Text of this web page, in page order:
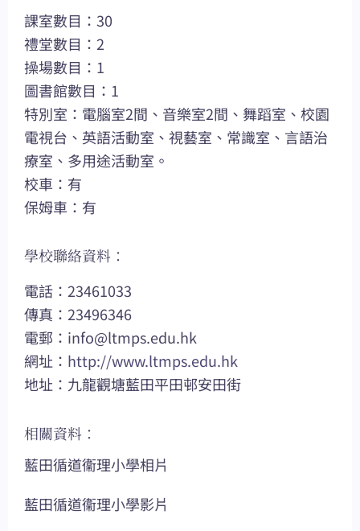
課室數目：30
禮堂數目：2
操場數目：1
圖書館數目：1
特別室：電腦室2間、音樂室2間、舞蹈室、校園
電視台、英語活動室、視藝室、常識室、言語治
療室、多用途活動室。
校車：有
保姆車：有
學校聯絡資料：
電話：23461033
傳真：23496346
電郵： info@ltmps.edu.hk
網址： http://www.ltmps.edu.hk
地址：九龍觀塘藍田平田邨安田街
相關資料：
藍田循道衞理小學相片
藍田循道衞理小學影片